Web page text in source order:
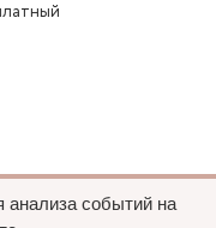
Пензенская обл.,
событий на